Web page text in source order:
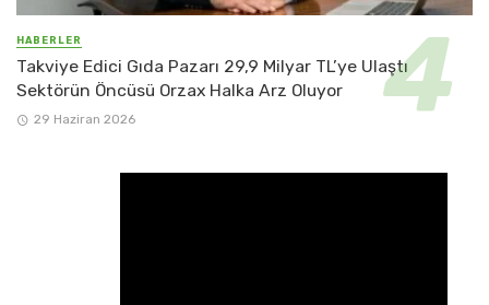
HABERLER
Takviye Edici Gıda Pazarı 29,9 Milyar TL’ye Ulaştı
Sektörün Öncüsü Orzax Halka Arz Oluyor
29 Haziran 2026